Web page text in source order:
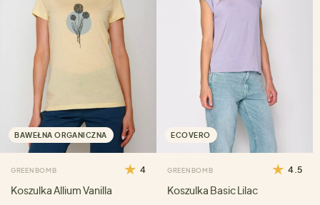
BAWEŁNA ORGANICZNA
GREENBOMB 4
Koszulka Allium Vanilla
ECOVERO
GREENBOMB 4.5
Koszulka Basic Lilac